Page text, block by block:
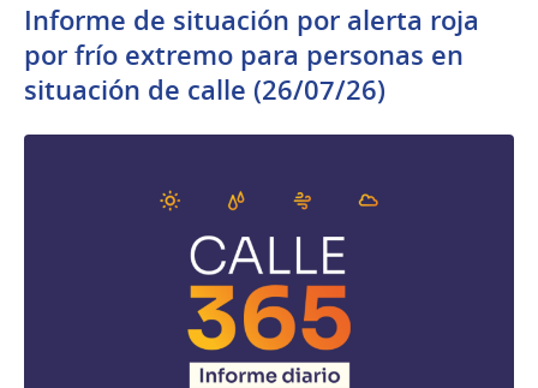
Informe de situación por alerta roja
por frío extremo para personas en
situación de calle (26/07/26)